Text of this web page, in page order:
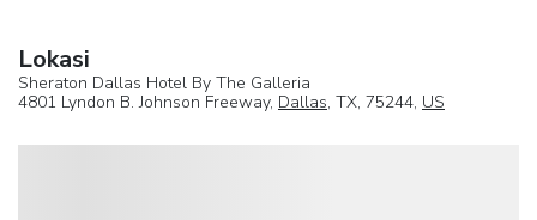
Lokasi
Sheraton Dallas Hotel By The Galleria
4801 Lyndon B. Johnson Freeway, Dallas, TX, 75244, US